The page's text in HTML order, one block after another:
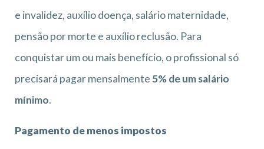
e invalidez, auxílio doença, salário maternidade,
pensão por morte e auxílio reclusão. Para
conquistar um ou mais benefício, o profissional só
precisará pagar mensalmente 5% de um salário
mínimo.
Pagamento de menos impostos